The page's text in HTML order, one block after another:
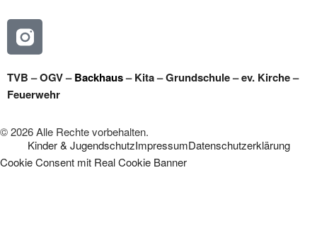
TVB–OGV–Backhaus–Kita–Grundschule–ev. Kirche–
Feuerwehr
© 2026 Alle Rechte vorbehalten.
Kinder & JugendschutzImpressumDatenschutzerklärung
Cookie Consent mit Real Cookie Banner